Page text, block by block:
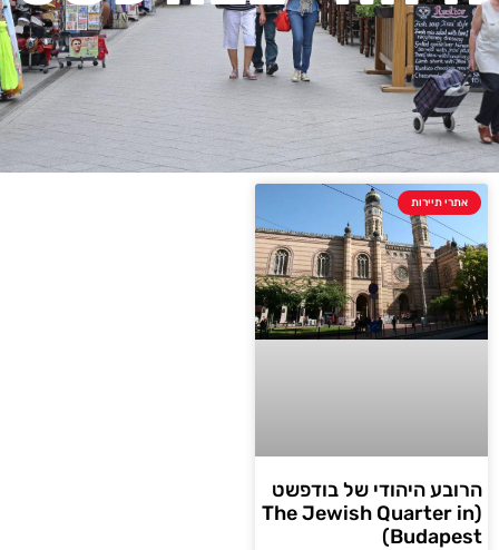
אתרי תיירות
הרובע היהודי של בודפשט
(The Jewish Quarter in
Budapest)